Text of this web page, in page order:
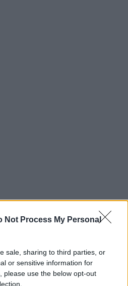
Not Process My Personal
sale, sharing to third parties, or
or sensitive information for
please use the below opt-out